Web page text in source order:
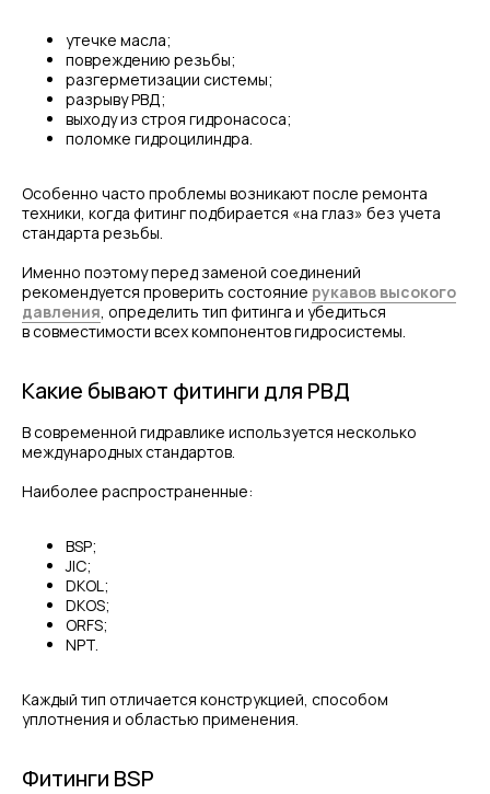
утечке масла;
повреждению резьбы;
разгерметизации системы;
разрыву РВД;
выходу из строя гидронасоса;
поломке гидроцилиндра.
Особенно часто проблемы возникают после ремонта
техники, когда фитинг подбирается «на глаз» без учета
стандарта резьбы.
Именно поэтому перед заменой соединений
рекомендуется проверить состояние рукавов высокого
давления , определить тип фитинга и убедиться
в совместимости всех компонентов гидросистемы.
Какие бывают фитинги для РВД
В современной гидравлике используется несколько
международных стандартов.
Наиболее распространенные:
BSP;
JIC;
DKOL;
DKOS;
ORFS;
NPT.
Каждый тип отличается конструкцией, способом
уплотнения и областью применения.
Фитинги BSP